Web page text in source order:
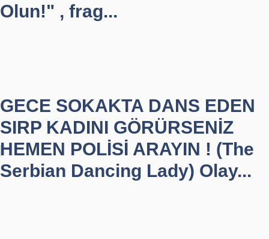
Olun!" , frag...
GECE SOKAKTA DANS EDEN
SIRP KADINI GÖRÜRSENİZ
HEMEN POLİSİ ARAYIN ! (The
Serbian Dancing Lady) Olay...